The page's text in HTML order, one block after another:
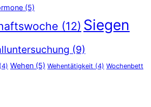
(5)
(12) Siegen
(9)
(4) Wehen (5) Wehentätigkeit (4) Wochenbett